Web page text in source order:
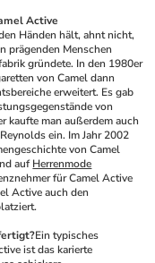
Active
Händen hält, ahnt nicht,
prägenden Menschen
gründete. In den 1980er
von Camel dann
erweitert. Es gab
von
kaufte man außerdem auch
ein. Im Jahr 2002
von Camel
auf Herrenmode
für Camel Active
Active auch den
Ein typisches
ist das karierte